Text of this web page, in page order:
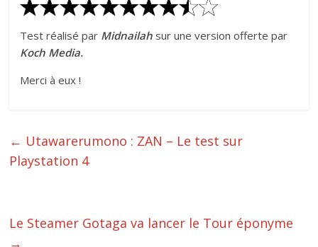
Test réalisé par Midnailah sur une version offerte par
Koch Media.
Merci à eux !
← Utawarerumono : ZAN – Le test sur
Playstation 4
Le Steamer Gotaga va lancer le Tour éponyme
→